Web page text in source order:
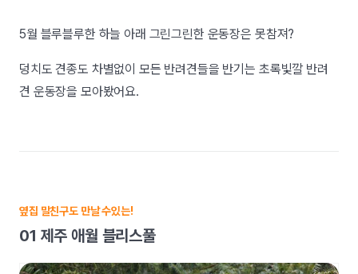
5월 블루블루한 하늘 아래 그린그린한 운동장은 못참져?
덩치도 견종도 차별없이 모든 반려견들을 반기는 초록빛깔 반려
견 운동장을 모아봤어요.
옆집 말친구도 만날 수있는!
01 제주 애월 블리스풀